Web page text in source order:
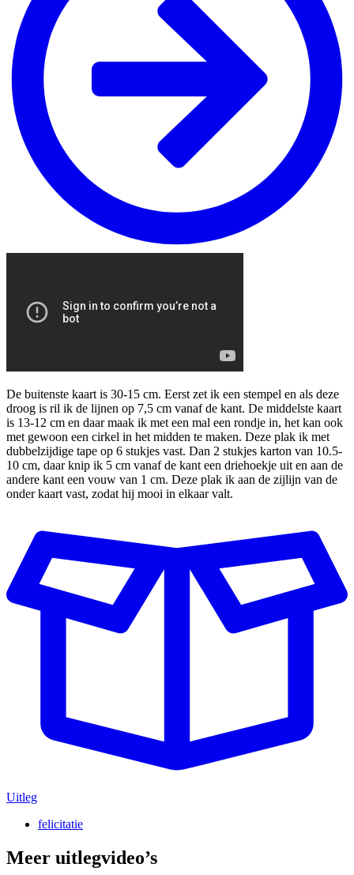
De buitenste kaart is 30-15 cm. Eerst zet ik een stempel en als deze
droog is ril ik de lijnen op 7,5 cm vanaf de kant. De middelste kaart
is 13-12 cm en daar maak ik met een mal een rondje in, het kan ook
met gewoon een cirkel in het midden te maken. Deze plak ik met
dubbelzijdige tape op 6 stukjes vast. Dan 2 stukjes karton van 10.5-
10 cm, daar knip ik 5 cm vanaf de kant een driehoekje uit en aan de
andere kant een vouw van 1 cm. Deze plak ik aan de zijlijn van de
onder kaart vast, zodat hij mooi in elkaar valt.
Uitleg
felicitatie
Meer uitlegvideo’s